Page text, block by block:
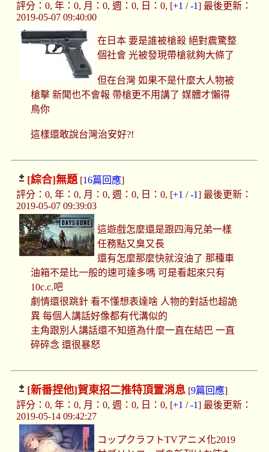
評分：0, 年：0, 月：0, 週：0, 日：0, [+1 /-1] 最後更新：
2019-05-07 09:40:00
在日本 要是誰被槍殺 絕對震驚整
個社會 光被發現帶槍就夠大條了
但在台灣 如果不是什麼大人物被
槍擊 新聞也不會報 帶槍更不用講了 媒體才懶得
鳥你
這樣還敢說台灣治安好?!
[綜合]無題[16篇回應]
評分：0, 年：0, 月：0, 週：0, 日：0, [+1 /-1] 最後更新：
2019-05-07 09:39:03
這遊戲怎麼還是跟四海兄弟一樣
任務點又臭又長
還有怎麼那麼快就沒油了 那種車
油箱不是比一般的速可達多嗎 可是看起來只有
10c.c.吧
劇情還很跳針 看不懂想表達啥 人物的對話也超詭
異 每個人講話好像都有代溝似的
主角跟別人講話還不知道為什麼一直在結巴 一直
碎碎念 還很暴怒
[新番捏他]賀東招二推特頂置消息[9篇回應]
評分：0, 年：0, 月：0, 週：0, 日：0, [+1 /-1] 最後更新：
2019-05-14 09:42:27
コップクラフトTVアニメ化2019